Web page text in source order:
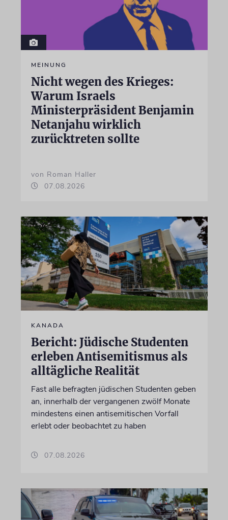
MEINUNG
Nicht wegen des Krieges:
Warum Israels
Ministerpräsident Benjamin
Netanjahu wirklich
zurücktreten sollte
von Roman Haller
07.08.2026
KANADA
Bericht: Jüdische Studenten
erleben Antisemitismus als
alltägliche Realität
Fast alle befragten jüdischen Studenten geben
an, innerhalb der vergangenen zwölf Monate
mindestens einen antisemitischen Vorfall
erlebt oder beobachtet zu haben
07.08.2026